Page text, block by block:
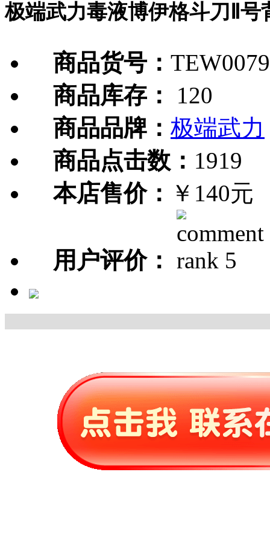
极端武力毒液博伊格斗刀Ⅱ号
商品货号：
商品库存：
120
商品品牌： 极端武力
商品点击数： 1919
本店售价： ￥140元
用户评价：